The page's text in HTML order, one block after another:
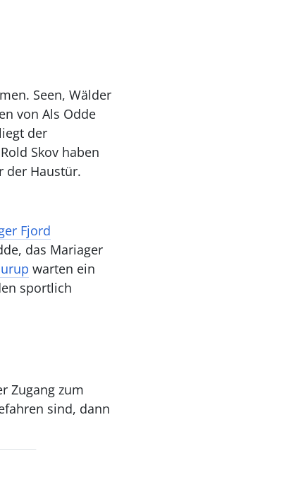
Seen, Wälder
von Als Odde
der
Skov haben
der Haustür.
Fjord
das Mariager
warten ein
sportlich
Zugang zum
sind, dann